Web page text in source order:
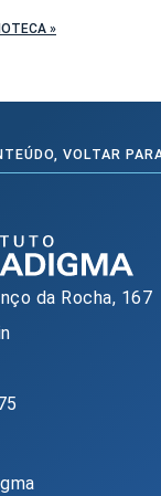
»
VOLTAR
da Rocha, 167